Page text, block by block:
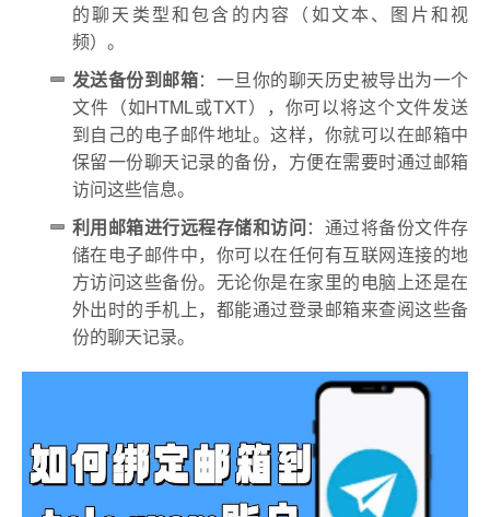
的聊天类型和包含的内容（如文本、图片和视
频）。
发送备份到邮箱：一旦你的聊天历史被导出为一个
文件（如HTML或TXT），你可以将这个文件发送
到自己的电子邮件地址。这样，你就可以在邮箱中
保留一份聊天记录的备份，方便在需要时通过邮箱
访问这些信息。
利用邮箱进行远程存储和访问：通过将备份文件存
储在电子邮件中，你可以在任何有互联网连接的地
方访问这些备份。无论你是在家里的电脑上还是在
外出时的手机上，都能通过登录邮箱来查阅这些备
份的聊天记录。